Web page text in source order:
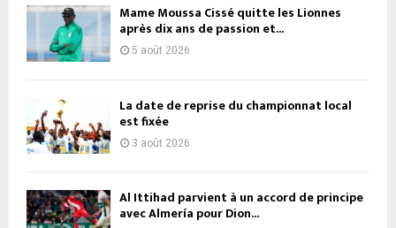
Mame Moussa Cissé quitte les Lionnes
après dix ans de passion et...
5 août 2026
La date de reprise du championnat local
est fixée
3 août 2026
Al Ittihad parvient à un accord de principe
avec Almería pour Dion...